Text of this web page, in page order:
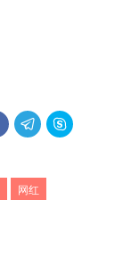
 
网红